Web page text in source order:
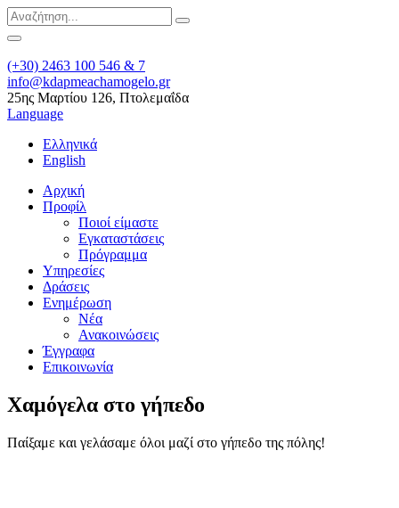
(+30) 2463 100 546 & 7
info@kdapmeachamogelo.gr
25ης Μαρτίου 126, Πτολεμαΐδα
Language
Ελληνικά
English
Αρχική
Προφίλ
Ποιοί είμαστε
Εγκαταστάσεις
Πρόγραμμα
Υπηρεσίες
Δράσεις
Ενημέρωση
Νέα
Ανακοινώσεις
Έγγραφα
Επικοινωνία
Χαμόγελα στο γήπεδο
Παίξαμε και γελάσαμε όλοι μαζί στο γήπεδο της πόλης!